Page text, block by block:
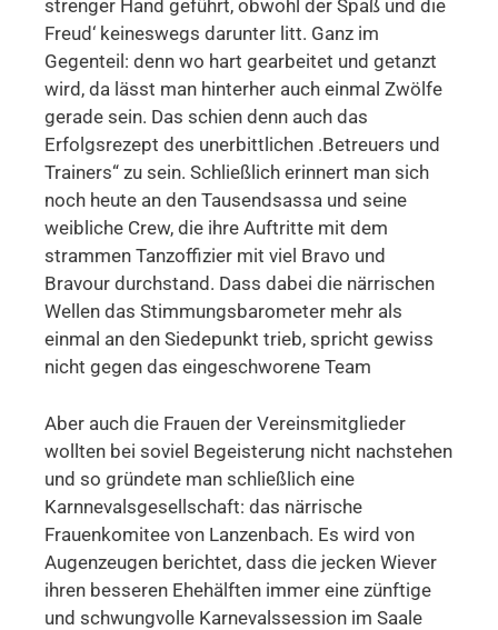
strenger Hand geführt, obwohl der Spaß und die
Freud‘ keineswegs darunter litt. Ganz im
Gegenteil: denn wo hart gearbeitet und getanzt
wird, da lässt man hinterher auch einmal Zwölfe
gerade sein. Das schien denn auch das
Erfolgsrezept des unerbittlichen .Betreuers und
Trainers“ zu sein. Schließlich erinnert man sich
noch heute an den Tausendsassa und seine
weibliche Crew, die ihre Auftritte mit dem
strammen Tanzoffizier mit viel Bravo und
Bravour durchstand. Dass dabei die närrischen
Wellen das Stimmungsbarometer mehr als
einmal an den Siedepunkt trieb, spricht gewiss
nicht gegen das eingeschworene Team
Aber auch die Frauen der Vereinsmitglieder
wollten bei soviel Begeisterung nicht nachstehen
und so gründete man schließlich eine
Karnnevalsgesellschaft: das närrische
Frauenkomitee von Lanzenbach. Es wird von
Augenzeugen berichtet, dass die jecken Wiever
ihren besseren Ehehälften immer eine zünftige
und schwungvolle Karnevalssession im Saale